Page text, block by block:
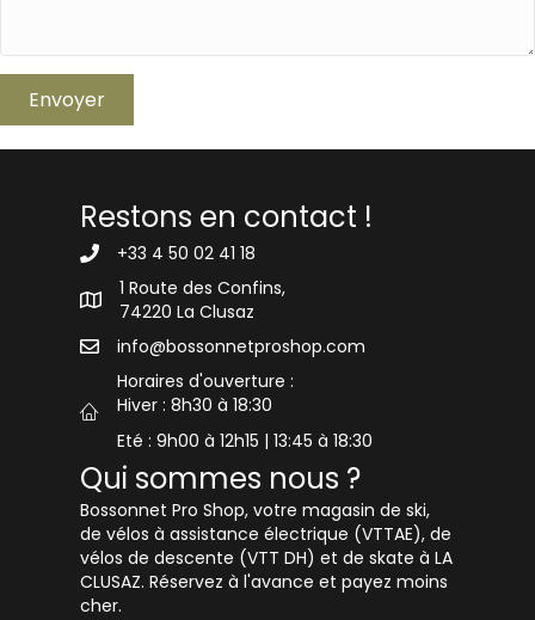
Envoyer
Restons en contact !
+33 4 50 02 41 18
1 Route des Confins,
74220 La Clusaz
info@bossonnetproshop.com
Horaires d'ouverture :
Hiver : 8h30 à 18:30
Eté : 9h00 à 12h15 | 13:45 à 18:30
Qui sommes nous ?
Bossonnet Pro Shop, votre magasin de ski,
de vélos à assistance électrique (VTTAE), de
vélos de descente (VTT DH) et de skate à LA
CLUSAZ. Réservez à l'avance et payez moins
cher.